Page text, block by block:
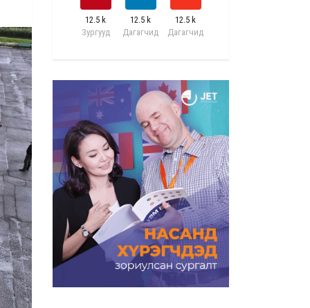
12.5 k
Зургууд
12.5 k
Дагагчид
12.5 k
Дагагчид